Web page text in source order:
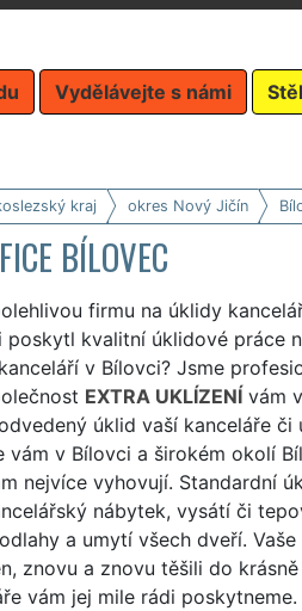
Vydělávejte s námi
kraj okres Nový Jičín
BÍLOVEC
firmu na úklidy
poskytl kvalitní úklidové práce
v Bílovci? Jsme
EXTRA UKLÍZENÍvám
úklid vaší kanceláře
vám v Bílovci a širokém okolí
nejvíce vyhovují. Standardní
nábytek, vysátí či
a umytí všech dveří.
znovu a znovu těšili do
vám jej mile rádi